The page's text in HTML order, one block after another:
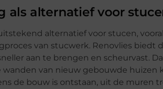
als alternatief voor
alternatief voor stucen,
van stucwerk. Renovlies biedt
aan te brengen en scheurvast.
van nieuw gebouwde huizen
de bouw is ontstaan, uit de muren